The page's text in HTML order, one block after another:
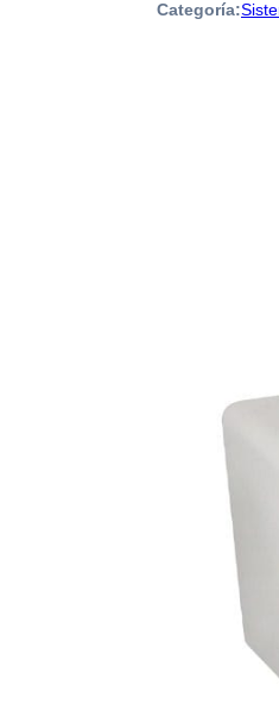
Categoría: